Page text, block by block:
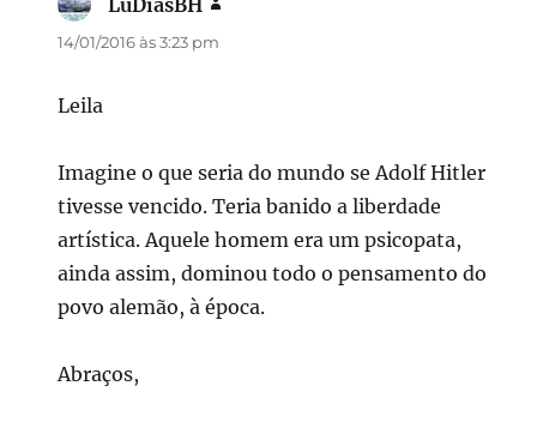
14/01/2016 às 3:23 pm
Leila
Imagine o que seria do mundo se Adolf Hitler
tivesse vencido. Teria banido a liberdade
artística. Aquele homem era um psicopata,
ainda assim, dominou todo o pensamento do
povo alemão, à época.
Abraços,